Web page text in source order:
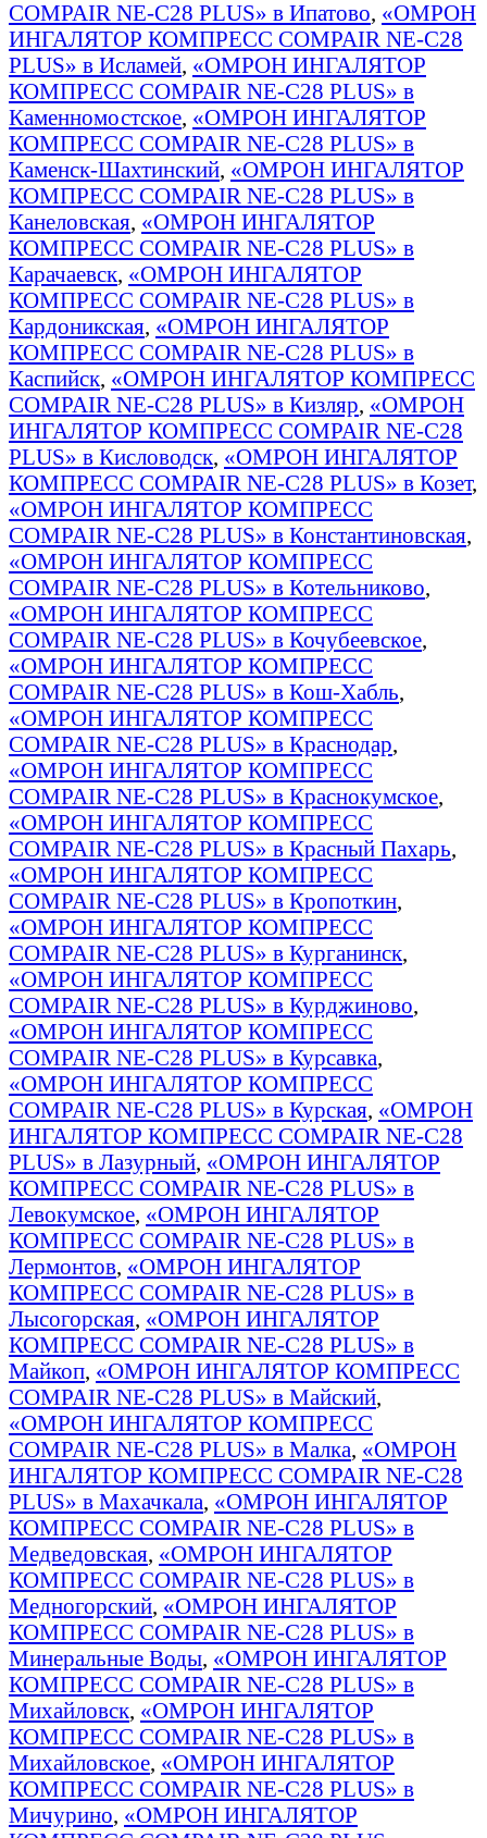
COMPAIR NE-C28 PLUS» в Ипатово, «ОМРОН
ИНГАЛЯТОР КОМПРЕСС COMPAIR NE-C28
PLUS» в Исламей, «ОМРОН ИНГАЛЯТОР
КОМПРЕСС COMPAIR NE-C28 PLUS» в
Каменномостское, «ОМРОН ИНГАЛЯТОР
КОМПРЕСС COMPAIR NE-C28 PLUS» в
Каменск-Шахтинский, «ОМРОН ИНГАЛЯТОР
КОМПРЕСС COMPAIR NE-C28 PLUS» в
Канеловская, «ОМРОН ИНГАЛЯТОР
КОМПРЕСС COMPAIR NE-C28 PLUS» в
Карачаевск, «ОМРОН ИНГАЛЯТОР
КОМПРЕСС COMPAIR NE-C28 PLUS» в
Кардоникская, «ОМРОН ИНГАЛЯТОР
КОМПРЕСС COMPAIR NE-C28 PLUS» в
Каспийск, «ОМРОН ИНГАЛЯТОР КОМПРЕСС
COMPAIR NE-C28 PLUS» в Кизляр, «ОМРОН
ИНГАЛЯТОР КОМПРЕСС COMPAIR NE-C28
PLUS» в Кисловодск, «ОМРОН ИНГАЛЯТОР
КОМПРЕСС COMPAIR NE-C28 PLUS» в Козет,
«ОМРОН ИНГАЛЯТОР КОМПРЕСС
COMPAIR NE-C28 PLUS» в Константиновская,
«ОМРОН ИНГАЛЯТОР КОМПРЕСС
COMPAIR NE-C28 PLUS» в Котельниково,
«ОМРОН ИНГАЛЯТОР КОМПРЕСС
COMPAIR NE-C28 PLUS» в Кочубеевское,
«ОМРОН ИНГАЛЯТОР КОМПРЕСС
COMPAIR NE-C28 PLUS» в Кош-Хабль,
«ОМРОН ИНГАЛЯТОР КОМПРЕСС
COMPAIR NE-C28 PLUS» в Краснодар,
«ОМРОН ИНГАЛЯТОР КОМПРЕСС
COMPAIR NE-C28 PLUS» в Краснокумское,
«ОМРОН ИНГАЛЯТОР КОМПРЕСС
COMPAIR NE-C28 PLUS» в Красный Пахарь,
«ОМРОН ИНГАЛЯТОР КОМПРЕСС
COMPAIR NE-C28 PLUS» в Кропоткин,
«ОМРОН ИНГАЛЯТОР КОМПРЕСС
COMPAIR NE-C28 PLUS» в Курганинск,
«ОМРОН ИНГАЛЯТОР КОМПРЕСС
COMPAIR NE-C28 PLUS» в Курджиново,
«ОМРОН ИНГАЛЯТОР КОМПРЕСС
COMPAIR NE-C28 PLUS» в Курсавка,
«ОМРОН ИНГАЛЯТОР КОМПРЕСС
COMPAIR NE-C28 PLUS» в Курская, «ОМРОН
ИНГАЛЯТОР КОМПРЕСС COMPAIR NE-C28
PLUS» в Лазурный, «ОМРОН ИНГАЛЯТОР
КОМПРЕСС COMPAIR NE-C28 PLUS» в
Левокумское, «ОМРОН ИНГАЛЯТОР
КОМПРЕСС COMPAIR NE-C28 PLUS» в
Лермонтов, «ОМРОН ИНГАЛЯТОР
КОМПРЕСС COMPAIR NE-C28 PLUS» в
Лысогорская, «ОМРОН ИНГАЛЯТОР
КОМПРЕСС COMPAIR NE-C28 PLUS» в
Майкоп, «ОМРОН ИНГАЛЯТОР КОМПРЕСС
COMPAIR NE-C28 PLUS» в Майский,
«ОМРОН ИНГАЛЯТОР КОМПРЕСС
COMPAIR NE-C28 PLUS» в Малка, «ОМРОН
ИНГАЛЯТОР КОМПРЕСС COMPAIR NE-C28
PLUS» в Махачкала, «ОМРОН ИНГАЛЯТОР
КОМПРЕСС COMPAIR NE-C28 PLUS» в
Медведовская, «ОМРОН ИНГАЛЯТОР
КОМПРЕСС COMPAIR NE-C28 PLUS» в
Медногорский, «ОМРОН ИНГАЛЯТОР
КОМПРЕСС COMPAIR NE-C28 PLUS» в
Минеральные Воды, «ОМРОН ИНГАЛЯТОР
КОМПРЕСС COMPAIR NE-C28 PLUS» в
Михайловск, «ОМРОН ИНГАЛЯТОР
КОМПРЕСС COMPAIR NE-C28 PLUS» в
Михайловское, «ОМРОН ИНГАЛЯТОР
КОМПРЕСС COMPAIR NE-C28 PLUS» в
Мичурино, «ОМРОН ИНГАЛЯТОР